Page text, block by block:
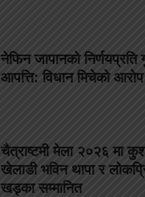
नेफिन जापानको
आपत्ति: विधान मिचेको आरोप
चैत्राष्टमी मेला २०२६ मा
खेलाडी भविन थापा र
खड्का सम्मानित